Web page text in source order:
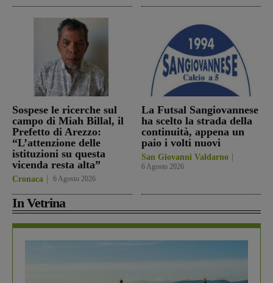
Sospese le ricerche sul
campo di Miah Billal, il
Prefetto di Arezzo:
“L’attenzione delle
istituzioni su questa
vicenda resta alta”
Cronaca 6 Agosto 2026
La Futsal Sangiovannese
ha scelto la strada della
continuità, appena un
paio i volti nuovi
San Giovanni Valdarno
6 Agosto 2026
In Vetrina